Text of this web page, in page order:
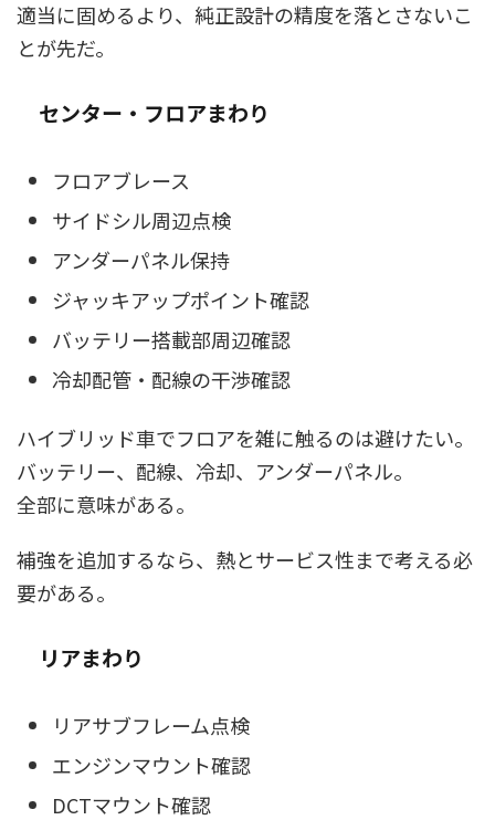
適当に固めるより、純正設計の精度を落とさないこ
とが先だ。
センター・フロアまわり
フロアブレース
サイドシル周辺点検
アンダーパネル保持
ジャッキアップポイント確認
バッテリー搭載部周辺確認
冷却配管・配線の干渉確認
ハイブリッド車でフロアを雑に触るのは避けたい。
バッテリー、配線、冷却、アンダーパネル。
全部に意味がある。
補強を追加するなら、熱とサービス性まで考える必
要がある。
リアまわり
リアサブフレーム点検
エンジンマウント確認
DCTマウント確認